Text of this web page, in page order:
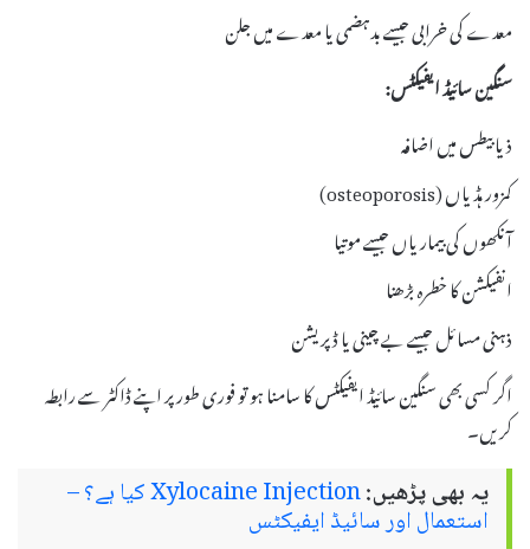
معدے کی خرابی جیسے بدہضمی یا معدے میں جلن
سنگین سائیڈ ایفیکٹس:
ذیابیطس میں اضافہ
کمزور ہڈیاں (osteoporosis)
آنکھوں کی بیماریاں جیسے موتیا
انفیکشن کا خطرہ بڑھنا
ذہنی مسائل جیسے بے چینی یا ڈپریشن
اگر کسی بھی سنگین سائیڈ ایفیکٹس کا سامنا ہو تو فوری طور پر اپنے ڈاکٹر سے رابطہ
کریں۔
یہ بھی پڑھیں: Xylocaine Injection کیا ہے؟ –
استعمال اور سائیڈ ایفیکٹس